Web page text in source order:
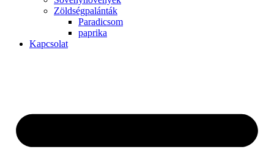
Zöldségpalánták
Paradicsom
paprika
Kapcsolat